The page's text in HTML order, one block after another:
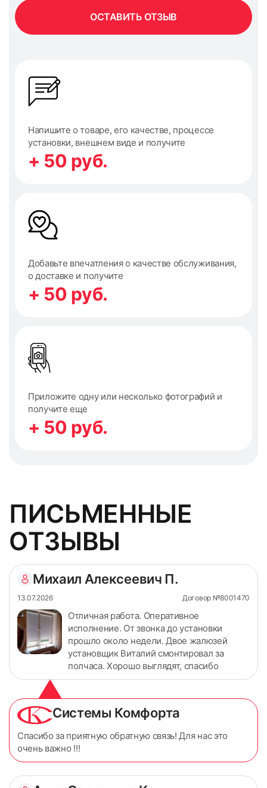
ОСТАВИТЬ ОТЗЫВ
Напишите о товаре, его качестве, процессе
установки, внешнем виде и получите
+ 50 руб.
Добавьте впечатления о качестве обслуживания,
о доставке и получите
+ 50 руб.
Приложите одну или несколько фотографий и
получите еще
+ 50 руб.
ПИСЬМЕННЫЕ
ОТЗЫВЫ
Михаил Алексеевич П.
13.07.2026 Договор №8001470
Отличная работа. Оперативное
исполнение. От звонка до установки
прошло около недели. Двое жалюзей
установщик Виталий смонтировал за
полчаса. Хорошо выглядят, спасибо
Системы Комфорта
Спасибо за приятную обратную связь! Для нас это
очень важно !!!